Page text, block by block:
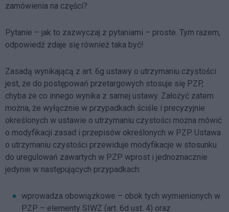
zamówienia na części?
Pytanie – jak to zazwyczaj z pytaniami – proste. Tym razem,
odpowiedź zdaje się również taka być!
Zasadą wynikającą z art. 6g ustawy o utrzymaniu czystości
jest, że do postępowań przetargowych stosuje się PZP,
chyba że co innego wynika z samej ustawy. Założyć zatem
można, że wyłącznie w przypadkach ściśle i precyzyjnie
określonych w ustawie o utrzymaniu czystości można mówić
o modyfikacji zasad i przepisów określonych w PZP. Ustawa
o utrzymaniu czystości przewiduje modyfikacje w stosunku
do uregulowań zawartych w PZP wprost i jednoznacznie
jedynie w następujących przypadkach:
wprowadza obowiązkowe – obok tych wymienionych w
PZP – elementy SIWZ (art. 6d ust. 4) oraz